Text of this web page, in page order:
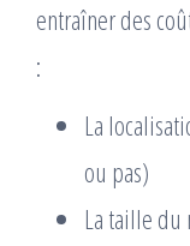
entraîner des
:
La
ou pas)
La taille du